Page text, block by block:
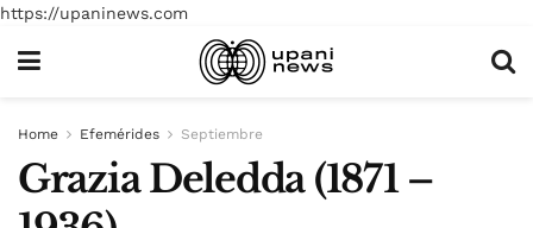
https://upaninews.com
Home Efemérides Septiembre
Grazia Deledda (1871 –